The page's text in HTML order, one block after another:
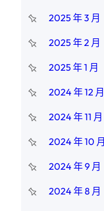
2025 年 3 月
2025 年 2 月
2025 年 1 月
2024 年 12 月
2024 年 11 月
2024 年 10 月
2024 年 9 月
2024 年 8 月